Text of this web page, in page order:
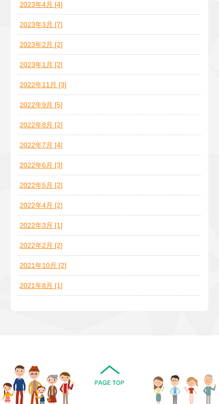
2023年4月 [4]
2023年3月 [7]
2023年2月 [2]
2023年1月 [2]
2022年11月 [3]
2022年9月 [5]
2022年8月 [2]
2022年7月 [4]
2022年6月 [3]
2022年5月 [2]
2022年4月 [2]
2022年3月 [1]
2022年2月 [2]
2021年10月 [2]
2021年8月 [1]